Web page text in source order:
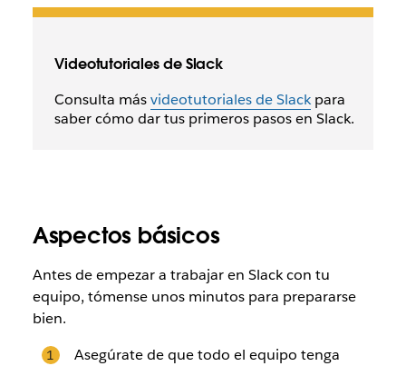
Videotutoriales de Slack
Consulta másvideotutoriales de Slackpara
saber cómo dar tus primeros pasos en Slack.
Aspectos básicos
Antes de empezar a trabajar en Slack con tu
equipo, tómense unos minutos para prepararse
bien.
Asegúrate de que todo el equipo tenga